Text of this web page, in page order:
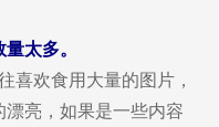
太多。
欢食用大量的图片，
亮，如果是一些内容